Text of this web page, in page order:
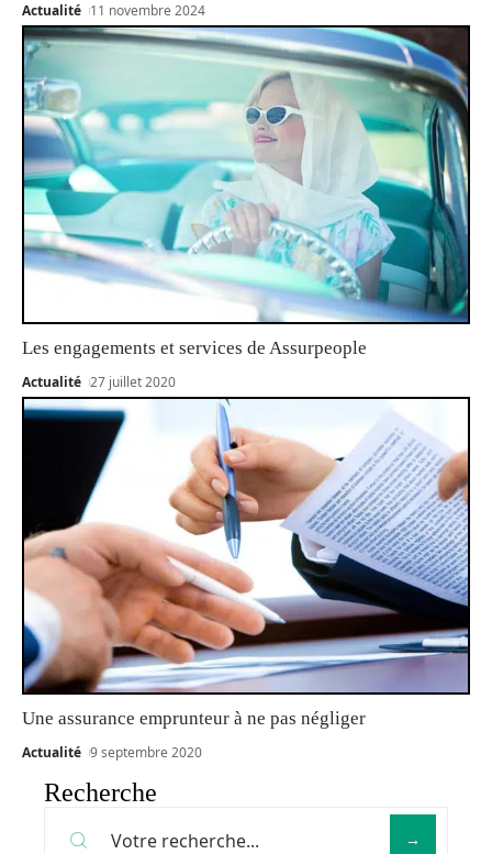
Actualité 11 novembre 2024
Les engagements et services de Assurpeople
Actualité 27 juillet 2020
Une assurance emprunteur à ne pas négliger
Actualité 9 septembre 2020
Recherche